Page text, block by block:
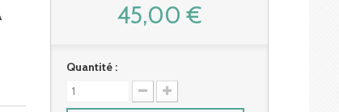
45,00 €
Quantité :